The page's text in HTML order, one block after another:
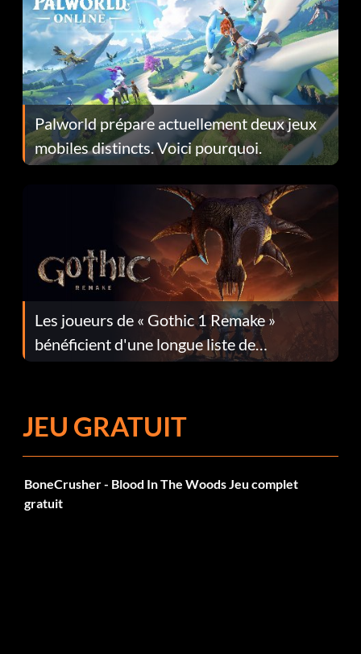
Palworld prépare actuellement deux jeux
mobiles distincts. Voici pourquoi.
Les joueurs de « Gothic 1 Remake »
bénéficient d'une longue liste de
corrections dans la mise à jour 1.0.4
JEU GRATUIT
BoneCrusher - Blood In The Woods Jeu complet
gratuit